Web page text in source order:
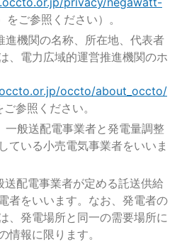
をご参照ください）。
進機関の名称、所在地、代表者
、電力広域的運営推進機関のホ
occto/about_occto/
ご参照ください。
一般送配電事業者と発電量調整
ている小売電気事業者をいいま
配電事業者が定める託送供給
者をいいます。なお、発電者の
、発電場所と同一の需要場所に
情報に限ります。